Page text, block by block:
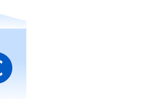
cadeaux de vos marques
de cartes-cadeaux